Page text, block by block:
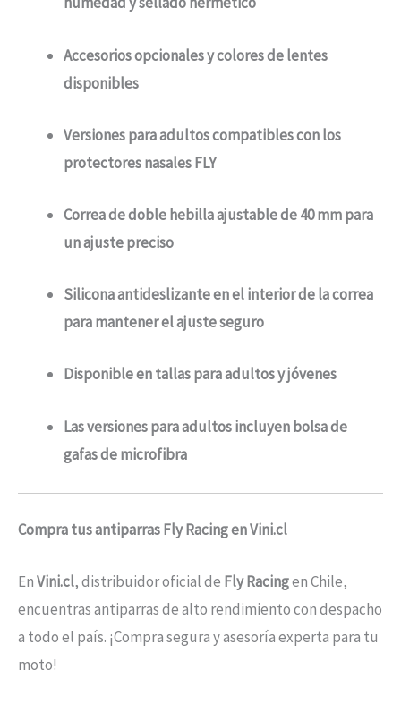
Accesorios opcionales y colores de lentes
disponibles
Versiones para adultos compatibles con los
protectores nasales FLY
Correa de doble hebilla ajustable de 40 mm para
un ajuste preciso
Silicona antideslizante en el interior de la correa
para mantener el ajuste seguro
Disponible en tallas para adultos y jóvenes
Las versiones para adultos incluyen bolsa de
gafas de microfibra
Compra tus antiparras Fly Racing en Vini.cl
EnVini.cl, distribuidor oficial de Fly Racingen Chile,
encuentras antiparras de alto rendimiento con despacho
a todo el país. ¡Compra segura y asesoría experta para tu
moto!